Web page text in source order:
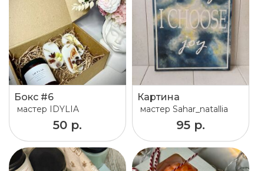
Бокс #6
мастер IDYLIA
50 р.
Картина
мастер Sahar_natallia
95 р.